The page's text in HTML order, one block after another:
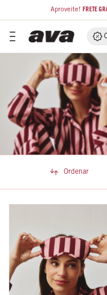
Aproveite! FRETE
Ordenar